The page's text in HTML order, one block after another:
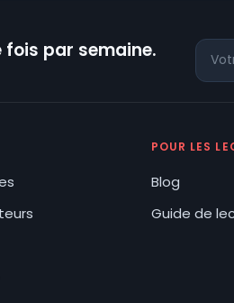
par semaine.
POUR LES
Blog
Guide de